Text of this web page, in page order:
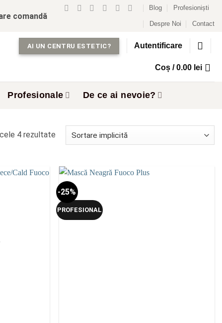
comandă
Blog Profesioniști
Despre Noi Contact
AI UN CENTRU ESTETIC? Autentificare
Coș /0.00 lei
Profesionale De ce ai nevoie?
4 rezultate
-25%
PROFESIONAL